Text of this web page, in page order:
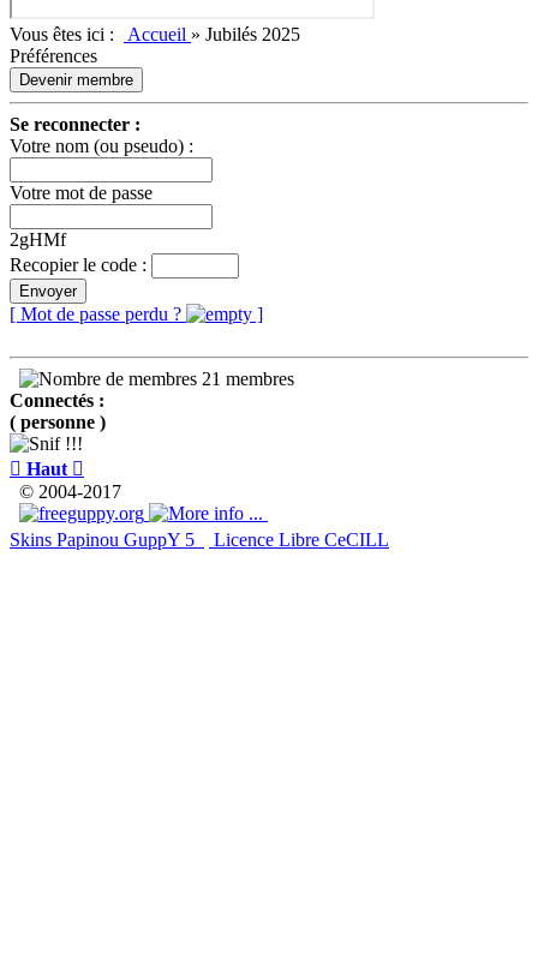
Vous êtes ici : Accueil » Jubilés 2025
Préférences
Devenir membre
Se reconnecter :
Votre nom (ou pseudo) :
Votre mot de passe
2gHMf
Recopier le code :
Envoyer
[ Mot de passe perdu ? ]
21 membres
Connectés :
( personne )
 Haut 
© 2004-2017
Skins Papinou GuppY 5 Licence Libre CeCILL